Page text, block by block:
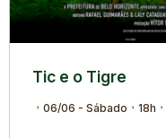
Tic e o Tigre
06/06 - Sábado 18h